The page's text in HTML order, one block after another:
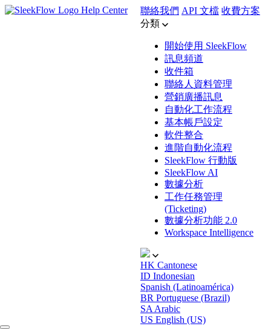
Help Center 聯絡我們 API 文檔 收費方案
分類
開始使用 SleekFlow
訊息頻道
收件箱
聯絡人資料管理
營銷廣播訊息
自動化工作流程
基本帳戶設定
軟件整合
進階自動化流程
SleekFlow 行動版
SleekFlow AI
數據分析
工作任務管理
(Ticketing)
數據分析功能 2.0
Workspace Intelligence
HK Cantonese
ID Indonesian
Spanish (Latinoamérica)
BR Portuguese (Brazil)
SA Arabic
US English (US)